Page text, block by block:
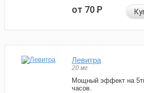
от 70Р
Левитра
20 мг
Мощный эффект на
часов.